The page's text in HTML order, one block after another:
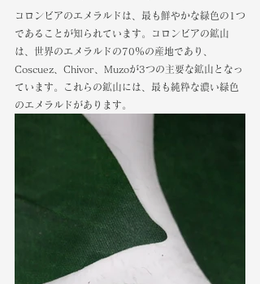
コロンビアのエメラルドは、最も鮮やかな緑色の1つ
であることが知られています。コロンビアの鉱山
は、世界のエメラルドの70％の産地であり、
Coscuez、Chivor、Muzoが3つの主要な鉱山となっ
ています。これらの鉱山には、最も純粋な濃い緑色
のエメラルドがあります。